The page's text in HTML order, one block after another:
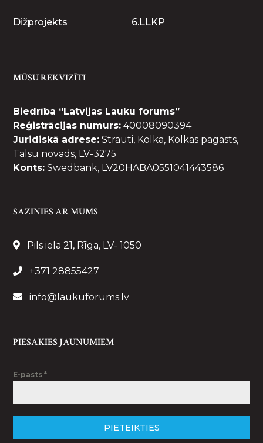
Dižprojekts 6.LLKP
MŪSU REKVIZĪTI
Biedrība “Latvijas Lauku forums”
Reģistrācijas numurs: 40008090394
Juridiskā adrese: Strauti, Kolka, Kolkas pagasts,
Talsu novads, LV-3275
Konts: Swedbank, LV20HABA0551041443586
SAZINIES AR MUMS
Pils iela 21, Rīga, LV- 1050
+371 28855427
info@laukuforums.lv
PIESAKIES JAUNUMIEM
E-pasts*
PIETEIKTIES